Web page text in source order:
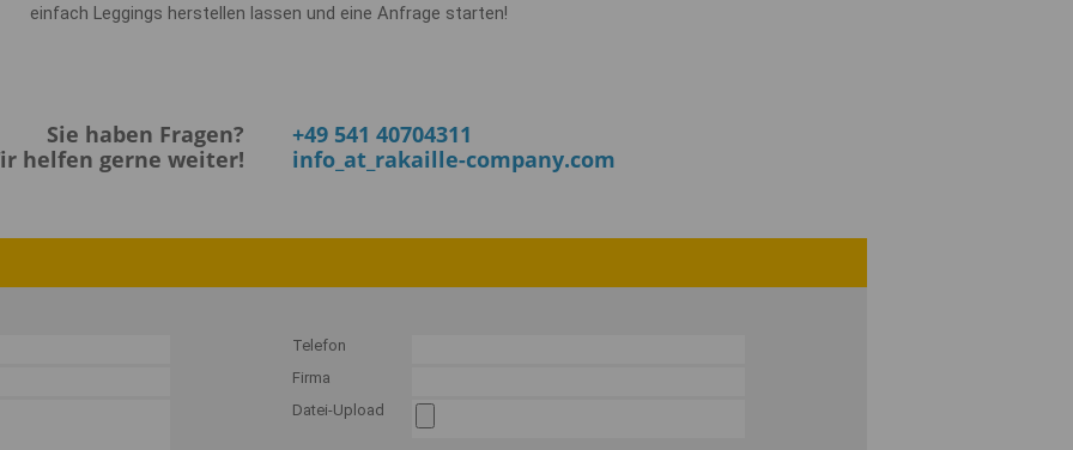
einfach Leggings herstellen lassen und eine Anfrage starten!
Sie haben Fragen?
helfen gerne weiter!
+49 541 40704311
info _at_ rakaille-company.com
Telefon
Firma
Datei-Upload